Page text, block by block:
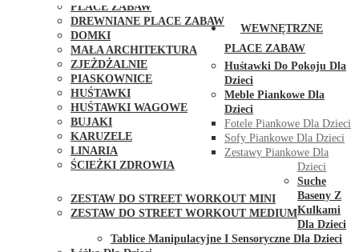
PLACE ZABAW
DREWNIANE PLACE ZABAW
DOMKI
MAŁA ARCHITEKTURA
ZJEŻDŻALNIE
PIASKOWNICE
HUŚTAWKI
HUŚTAWKI WAGOWE
BUJAKI
KARUZELE
LINARIA
ŚCIEŻKI ZDROWIA
ZESTAW DO STREET WORKOUT MINI
ZESTAW DO STREET WORKOUT MEDIUM
WEWNĘTRZNE
PLACE ZABAW
Huśtawki Do Pokoju Dla
Dzieci
Meble Piankowe Dla
Dzieci
Fotele Piankowe Dla Dzieci
Sofy Piankowe Dla Dzieci
Zestawy Piankowe Dla
Dzieci
Suche
Baseny Z
Kulkami
Dla Dzieci
Tablice Manipulacyjne I Sensoryczne Dla Dzieci